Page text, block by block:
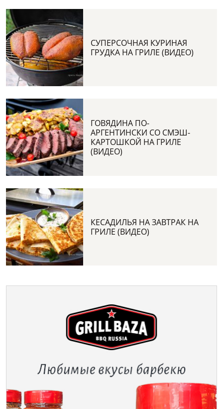
СУПЕРСОЧНАЯ КУРИНАЯ
ГРУДКА НА ГРИЛЕ (ВИДЕО)
ГОВЯДИНА ПО-
АРГЕНТИНСКИ СО СМЭШ-
КАРТОШКОЙ НА ГРИЛЕ
(ВИДЕО)
КЕСАДИЛЬЯ НА ЗАВТРАК НА
ГРИЛЕ (ВИДЕО)